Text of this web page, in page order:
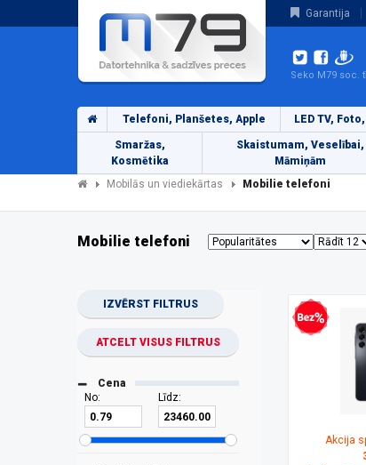
Garantija
Seko M79 soc.
Telefoni, Planšetes, Apple LED TV,
Smaržas,
Kosmētika
Skaistumam, Veselībai,
Māmiņām
Mobilās un viediekārtas Mobilie telefoni
Mobilie telefoni
IZVĒRST FILTRUS
ATCELT VISUS FILTRUS
Cena
No:
Līdz:
Bezprocentu kredīts
Akcija